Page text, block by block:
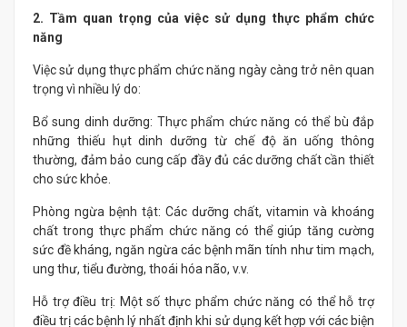
2. Tầm quan trọng của việc sử dụng thực phẩm chức
năng
Việc sử dụng thực phẩm chức năng ngày càng trở nên quan
trọng vì nhiều lý do:
Bổ sung dinh dưỡng: Thực phẩm chức năng có thể bù đắp
những thiếu hụt dinh dưỡng từ chế độ ăn uống thông
thường, đảm bảo cung cấp đầy đủ các dưỡng chất cần thiết
cho sức khỏe.
Phòng ngừa bệnh tật: Các dưỡng chất, vitamin và khoáng
chất trong thực phẩm chức năng có thể giúp tăng cường
sức đề kháng, ngăn ngừa các bệnh mãn tính như tim mạch,
ung thư, tiểu đường, thoái hóa não, v.v.
Hỗ trợ điều trị: Một số thực phẩm chức năng có thể hỗ trợ
điều trị các bệnh lý nhất định khi sử dụng kết hợp với các biện